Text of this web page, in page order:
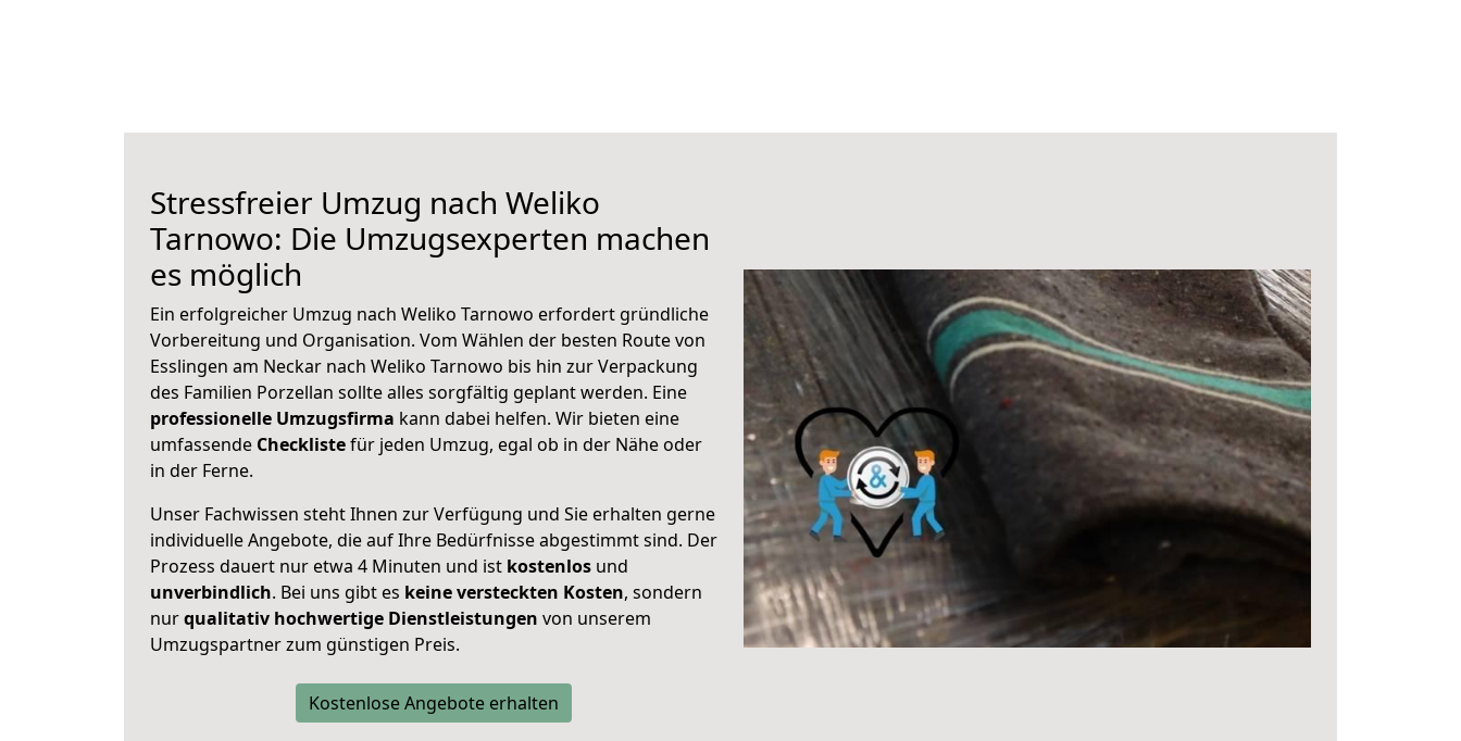
Stressfreier Umzug nach Weliko
Tarnowo: Die Umzugsexperten machen
es möglich
Ein erfolgreicher Umzug nach Weliko Tarnowo erfordert gründliche
Vorbereitung und Organisation. Vom Wählen der besten Route von
Esslingen am Neckar nach Weliko Tarnowo bis hin zur Verpackung
des Familien Porzellan sollte alles sorgfältig geplant werden. Eine
professionelle Umzugsfirma kann dabei helfen. Wir bieten eine
umfassende Checklistefür jeden Umzug, egal ob in der Nähe oder
in der Ferne.
Unser Fachwissen steht Ihnen zur Verfügung und Sie erhalten gerne
individuelle Angebote, die auf Ihre Bedürfnisse abgestimmt sind. Der
Prozess dauert nur etwa 4 Minuten und ist kostenlos und
unverbindlich. Bei uns gibt es keine versteckten Kosten, sondern
nurqualitativ hochwertige Dienstleistungen von unserem
Umzugspartner zum günstigen Preis.
Kostenlose Angebote erhalten